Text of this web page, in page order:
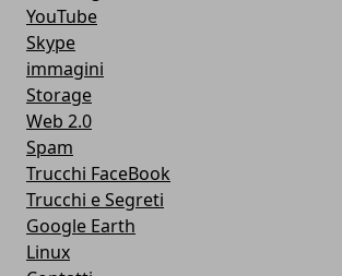
YouTube
Skype
immagini
Storage
Web 2.0
Spam
Trucchi FaceBook
Trucchi e Segreti
Google Earth
Linux